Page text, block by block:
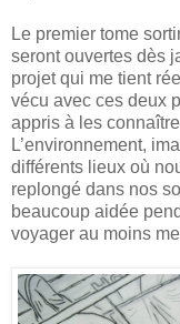
Le premier tome
seront ouvertes dès
projet qui me tient
vécu avec ces deux
appris à les
L’environnement,
différents lieux où
replongé dans nos
beaucoup aidée
voyager au moins